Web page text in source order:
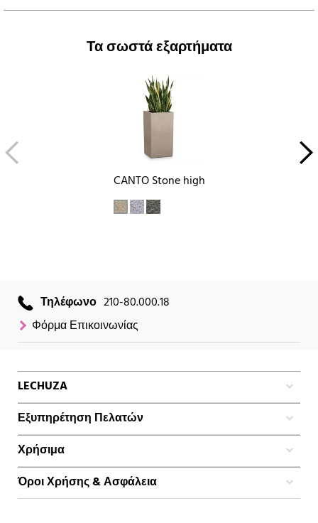
Τα σωστά εξαρτήματα
CANTO Stone high
Τηλέφωνο 210-80.000.18
Φόρμα Επικοινωνίας
LECHUZA
Εξυπηρέτηση Πελατών
Χρήσιμα
Όροι Χρήσης & Ασφάλεια